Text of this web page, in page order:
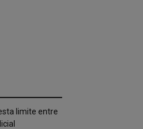
limite entre